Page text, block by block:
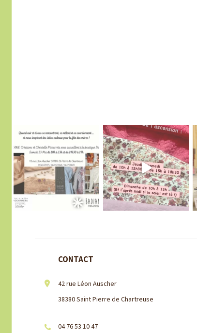
CONTACT
42 rue Léon Auscher
38380 Saint Pierre de Chartreuse
04 76 53 10 47